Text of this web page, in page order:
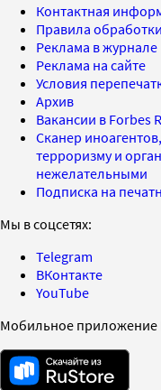
Контактная
Правила обработки
Реклама в журнале
Реклама на сайте
Условия
Архив
Вакансии в Forbes
Сканер
терроризму и
нежелательными
Подписка на
Мы в соцсетях:
Telegram
ВКонтакте
YouTube
Мобильное приложение